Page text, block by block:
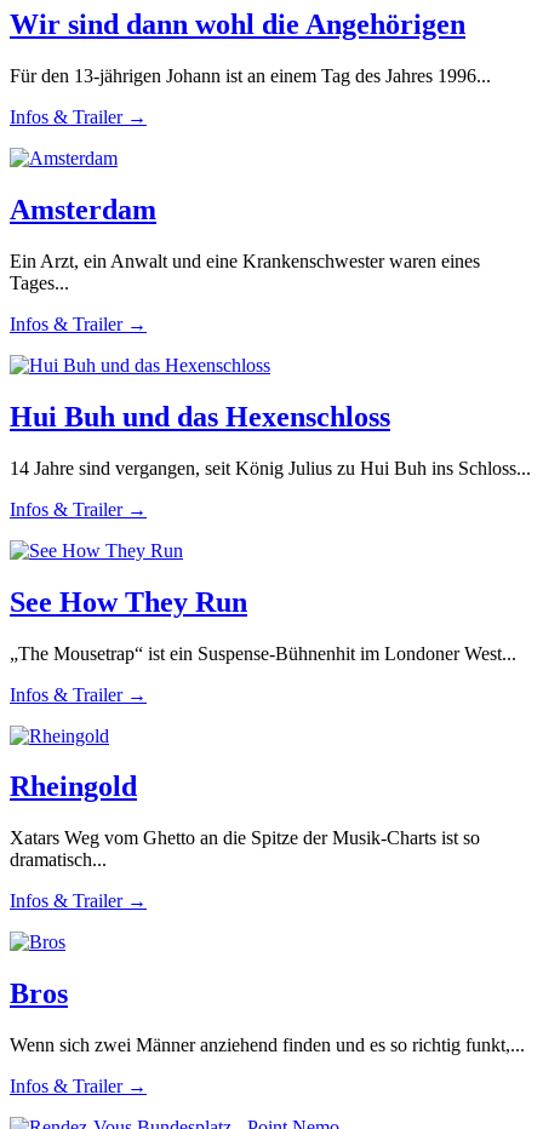
Wir sind dann wohl die Angehörigen
Für den 13-jährigen Johann ist an einem Tag des Jahres 1996...
Infos & Trailer →
Amsterdam
Ein Arzt, ein Anwalt und eine Krankenschwester waren eines
Tages...
Infos & Trailer →
Hui Buh und das Hexenschloss
14 Jahre sind vergangen, seit König Julius zu Hui Buh ins Schloss...
Infos & Trailer →
See How They Run
„The Mousetrap“ ist ein Suspense-Bühnenhit im Londoner West...
Infos & Trailer →
Rheingold
Xatars Weg vom Ghetto an die Spitze der Musik-Charts ist so
dramatisch...
Infos & Trailer →
Bros
Wenn sich zwei Männer anziehend finden und es so richtig funkt,...
Infos & Trailer →